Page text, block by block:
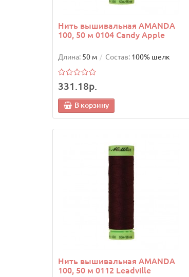
Нить вышивальная AMANDA
100, 50 м 0104 Candy Apple
Длина: 50 м Состав: 100% шелк
331.18р.
В корзину
Нить вышивальная AMANDA
100, 50 м 0112 Leadville